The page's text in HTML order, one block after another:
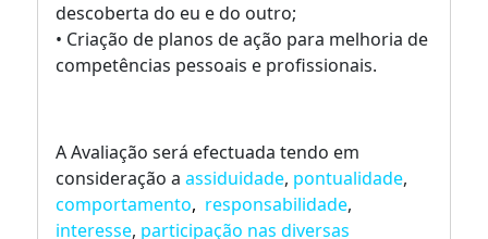
descoberta do eu e do outro;
• Criação de planos de ação para melhoria de
competências pessoais e profissionais.
A Avaliação será efectuada tendo em
consideração aassiduidade, pontualidade,
comportamento, responsabilidade,
interesse, participação nas diversas